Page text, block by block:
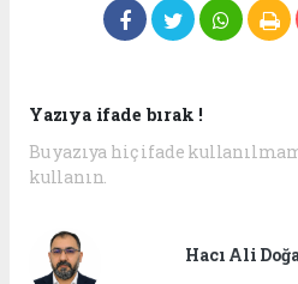
Yazıya ifade bırak !
Bu yazıya hiç ifade
kullanın.
Hacı Ali